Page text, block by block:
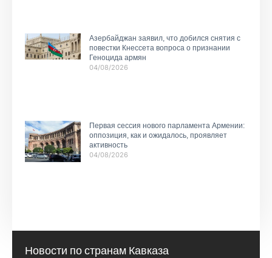
Азербайджан заявил, что добился снятия с
повестки Кнессета вопроса о признании
Геноцида армян
04/08/2026
Первая сессия нового парламента Армении:
оппозиция, как и ожидалось, проявляет
активность
04/08/2026
Новости по странам Кавказа